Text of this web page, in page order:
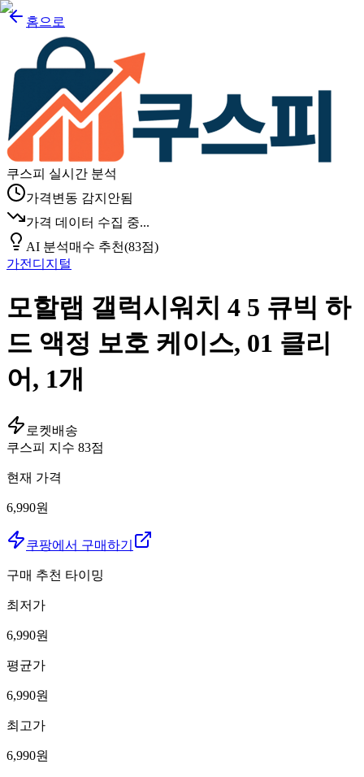
홈으로
쿠스피 실시간 분석
가격변동 감지안됨
가격 데이터 수집 중...
AI 분석매수 추천(83점)
가전디지털
모할랩 갤럭시워치 4 5 큐빅 하
드 액정 보호 케이스, 01 클리
어, 1개
로켓배송
쿠스피 지수 83점
현재 가격
6,990원
쿠팡에서 구매하기
구매 추천 타이밍
최저가
6,990원
평균가
6,990원
최고가
6,990원